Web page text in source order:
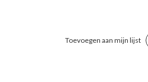
Toevoegen aan mijn lijst